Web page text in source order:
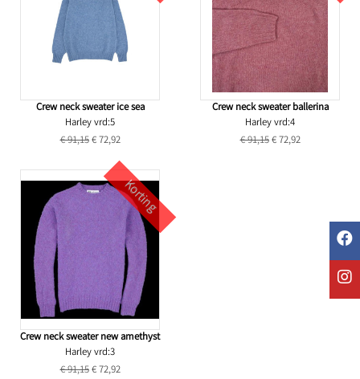
Crew neck sweater ice sea
Harley vrd:5
€ 91,15€ 72,92
Crew neck sweater ballerina
Harley vrd:4
€ 91,15€ 72,92
Korting
Crew neck sweater new amethyst
Harley vrd:3
€ 91,15€ 72,92